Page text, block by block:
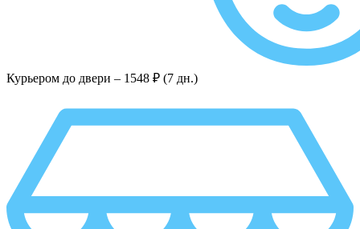
Курьером до двери – 1548 ₽ (7 дн.)